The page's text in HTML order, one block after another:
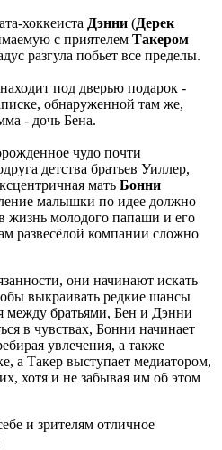
хоккеиста Дэнни (Дерек
с приятелем Такером
разгула побьет все пределы.
под дверью подарок -
обнаруженной там же,
- дочь Бена.
чудо почти
детства братьев Уиллер,
мать Бонни
малышки по идее должно
жизнь молодого папаши и его
развесёлой компании сложно
они начинают искать
выкраивать редкие шансы
между братьями, Бен и Дэнни
в чувствах, Бонни начинает
увлечения, а также
а Такер выступает медиатором,
хотя и не забывая им об этом
и зрителям отличное